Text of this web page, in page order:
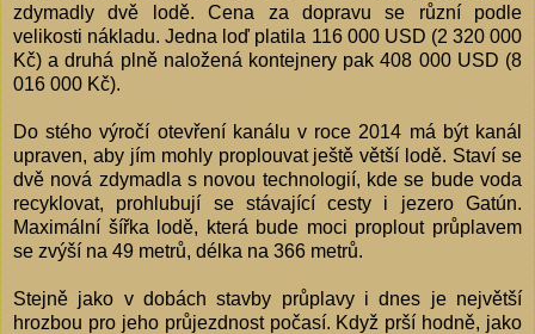
zdymadly dvě lodě. Cena za dopravu se různí podle
velikosti nákladu. Jedna loď platila 116 000 USD (2 320 000
Kč) a druhá plně naložená kontejnery pak 408 000 USD (8
016 000 Kč).
Do stého výročí otevření kanálu v roce 2014 má být kanál
upraven, aby jím mohly proplouvat ještě větší lodě. Staví se
dvě nová zdymadla s novou technologií, kde se bude voda
recyklovat, prohlubují se stávající cesty i jezero Gatún.
Maximální šířka lodě, která bude moci proplout průplavem
se zvýší na 49 metrů, délka na 366 metrů.
Stejně jako v dobách stavby průplavy i dnes je největší
hrozbou pro jeho průjezdnost počasí. Když prší hodně, jako